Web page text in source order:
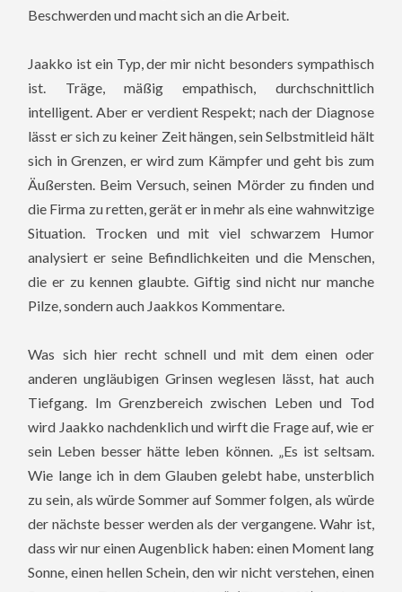
Beschwerden und macht sich an die Arbeit.
Jaakko ist ein Typ, der mir nicht besonders sympathisch
ist. Träge, mäßig empathisch, durchschnittlich
intelligent. Aber er verdient Respekt; nach der Diagnose
lässt er sich zu keiner Zeit hängen, sein Selbstmitleid hält
sich in Grenzen, er wird zum Kämpfer und geht bis zum
Äußersten. Beim Versuch, seinen Mörder zu finden und
die Firma zu retten, gerät er in mehr als eine wahnwitzige
Situation. Trocken und mit viel schwarzem Humor
analysiert er seine Befindlichkeiten und die Menschen,
die er zu kennen glaubte. Giftig sind nicht nur manche
Pilze, sondern auch Jaakkos Kommentare.
Was sich hier recht schnell und mit dem einen oder
anderen ungläubigen Grinsen weglesen lässt, hat auch
Tiefgang. Im Grenzbereich zwischen Leben und Tod
wird Jaakko nachdenklich und wirft die Frage auf, wie er
sein Leben besser hätte leben können. „Es ist seltsam.
Wie lange ich in dem Glauben gelebt habe, unsterblich
zu sein, als würde Sommer auf Sommer folgen, als würde
der nächste besser werden als der vergangene. Wahr ist,
dass wir nur einen Augenblick haben: einen Moment lang
Sonne, einen hellen Schein, den wir nicht verstehen, einen